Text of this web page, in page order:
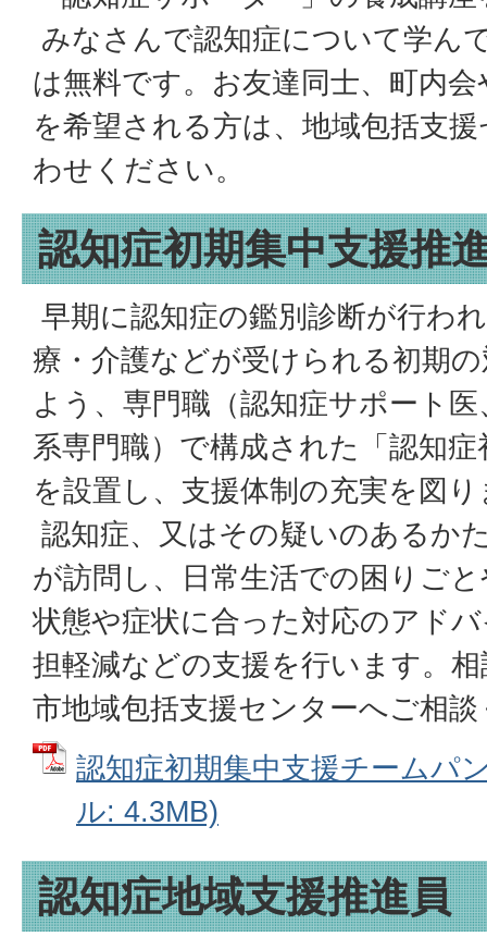
みなさんで認知症について学ん
は無料です。お友達同士、町内
を希望される方は、地域包括支
わせください。
認知症初期集中支援推
早期に認知症の鑑別診断が行わ
療・介護などが受けられる初期
よう、専門職（認知症サポート
系専門職）で構成された「認知
を設置し、支援体制の充実を図
認知症、又はその疑いのあるか
が訪問し、日常生活での困りご
状態や症状に合った対応のアド
担軽減などの支援を行います。
市地域包括支援センターへご相
認知症初期集中支援チームパ
ル: 4.3MB)
認知症地域支援推進員